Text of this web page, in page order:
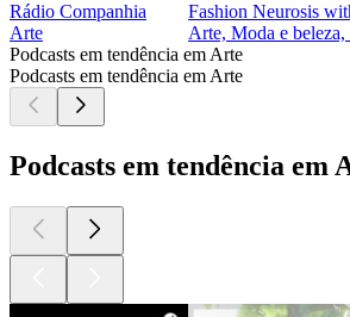
Rádio Companhia
Arte
Fashion Neurosis
Arte, Moda e
Podcasts em tendência em Arte
Podcasts em tendência em Arte
Podcasts em tendência em